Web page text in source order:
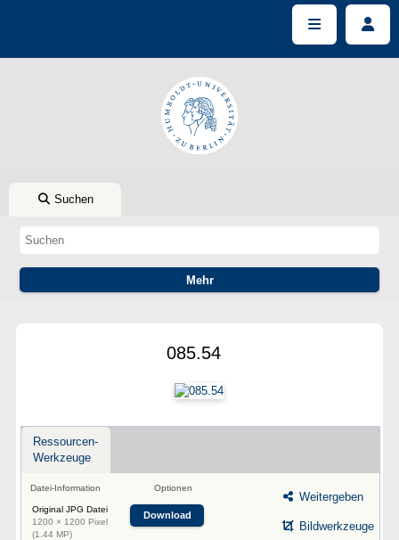
Suchen
085.54
Ressourcen-
Werkzeuge
Datei-Information Optionen
Original JPG Datei
1200 × 1200 Pixel
(1.44 MP)
Download
Weitergeben
Bildwerkzeuge